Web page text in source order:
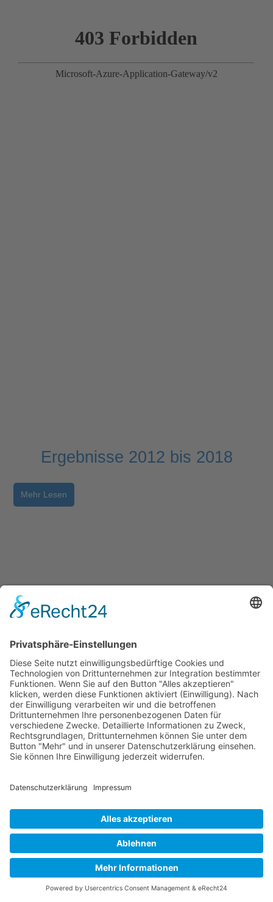
Ergebnisse 2012 bis 2018
Mehr Lesen
Das Team
Organisation
Christian Hafften
Wettfahrtleitung